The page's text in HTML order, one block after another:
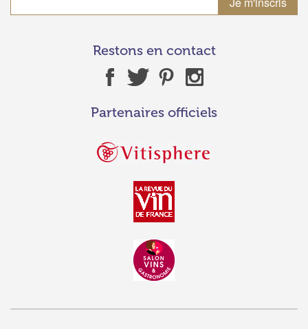
Restons en contact
Partenaires officiels